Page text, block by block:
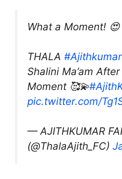
What a Moment! 😍
THALA #Ajithkumar
Shalini Ma’am
Moment 🥰💫
pic.twitter.com/
— AJITHKUMAR
(@ThalaAjith_FC)